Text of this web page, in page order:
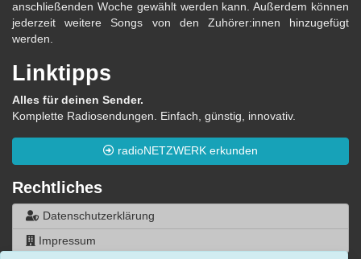
anschließenden Woche gewählt werden kann. Außerdem können
jederzeit weitere Songs von den Zuhörer:innen hinzugefügt
werden.
Linktipps
Alles für deinen Sender.
Komplette Radiosendungen. Einfach, günstig, innovativ.
radioNETZWERK erkunden
Rechtliches
Datenschutzerklärung
Impressum